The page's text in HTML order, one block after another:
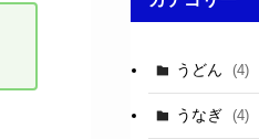
うどん (4)
うなぎ (4)